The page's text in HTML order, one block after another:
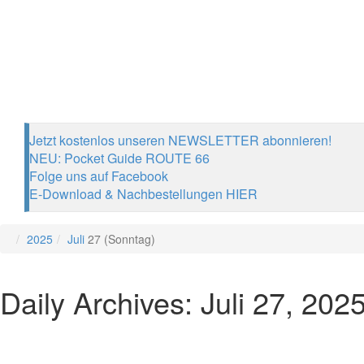
Jetzt kostenlos unseren NEWSLETTER abonnieren!
NEU: Pocket Guide ROUTE 66
Folge uns auf Facebook
E-Download & Nachbestellungen HIER
2025 Juli 27 (Sonntag)
Daily Archives: Juli 27,